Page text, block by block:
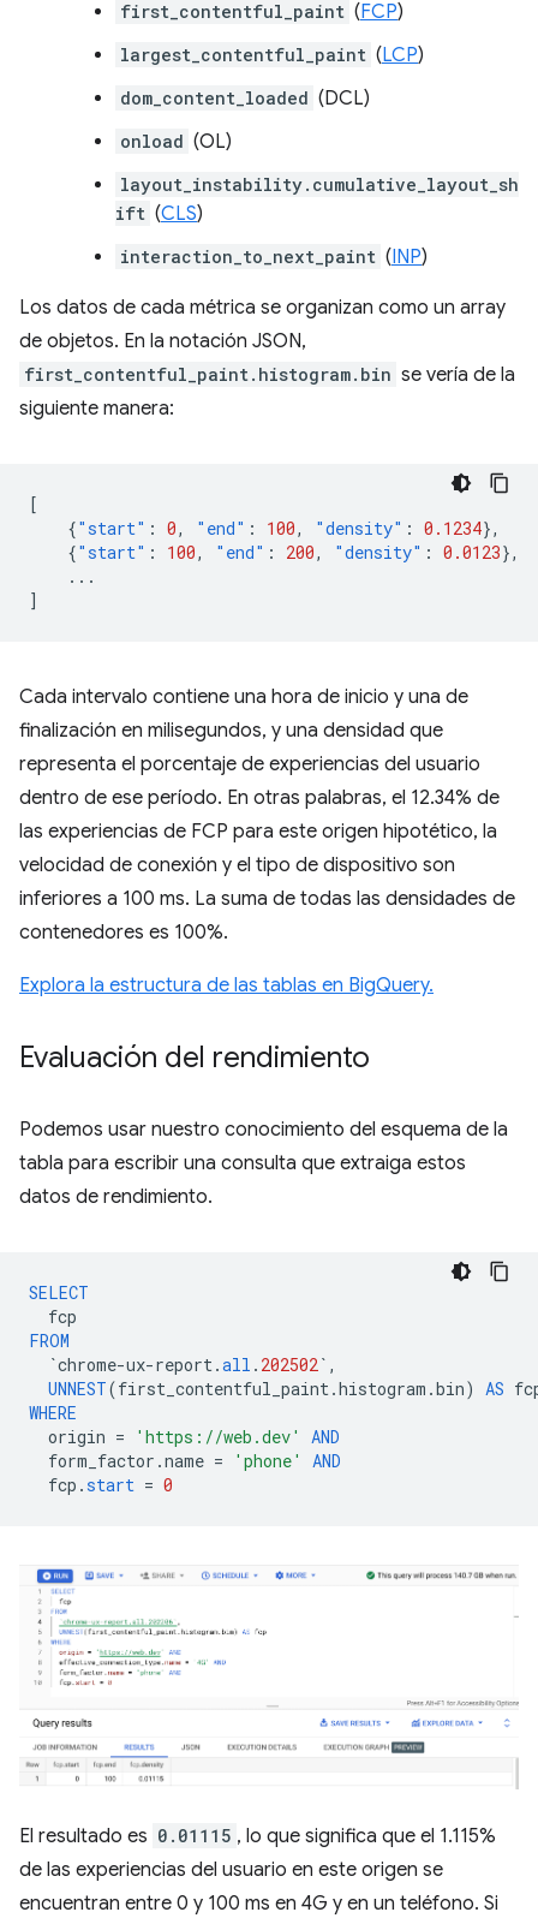
first_contentful_paint (FCP)
largest_contentful_paint (LCP)
dom_content_loaded (DCL)
onload (OL)
layout_instability.cumulative_layout_sh
ift (CLS)
interaction_to_next_paint (INP)
Los datos de cada métrica se organizan como un array
de objetos. En la notación JSON,
first_contentful_paint.histogram.bin se vería de la
siguiente manera:
[
{"start" : 0, "end" : 100, "density" : 0.1234},
{"start" : 100, "end" : 200, "density" : 0.0123},
...
]
Cada intervalo contiene una hora de inicio y una de
finalización en milisegundos, y una densidad que
representa el porcentaje de experiencias del usuario
dentro de ese período. En otras palabras, el 12.34% de
las experiencias de FCP para este origen hipotético, la
velocidad de conexión y el tipo de dispositivo son
inferiores a 100 ms. La suma de todas las densidades de
contenedores es 100%.
Explora la estructura de las tablas en BigQuery.
Evaluación del rendimiento
Podemos usar nuestro conocimiento del esquema de la
tabla para escribir una consulta que extraiga estos
datos de rendimiento.
SELECT
fcp
FROM
`chrome-ux-report .all . 202502 ` ,
UNNEST(first_contentful_paint .histogram .bin) AS
WHERE
origin = 'https://web.dev'
AND
form_factor .name = 'phone'
AND
fcp .start = 0
El resultado es 0.01115 , lo que significa que el 1.115%
de las experiencias del usuario en este origen se
encuentran entre 0 y 100 ms en 4G y en un teléfono. Si